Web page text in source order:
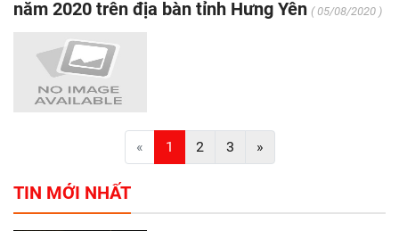
năm 2020 trên địa bàn tỉnh Hưng Yên ( 05/08/2020 )
« 1 2 3 »
TIN MỚI NHẤT